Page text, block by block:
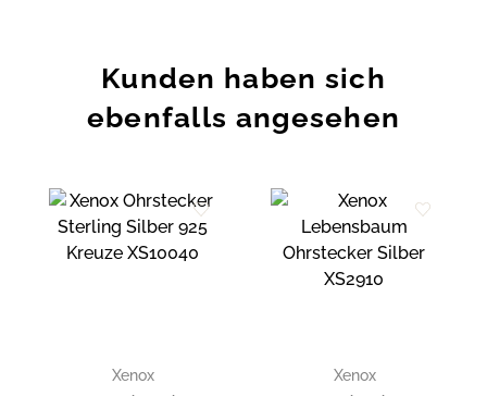
Kunden haben sich
ebenfalls angesehen
Wunschliste
Xenox
Zur
Wunschliste
hinzufügen
Xenox